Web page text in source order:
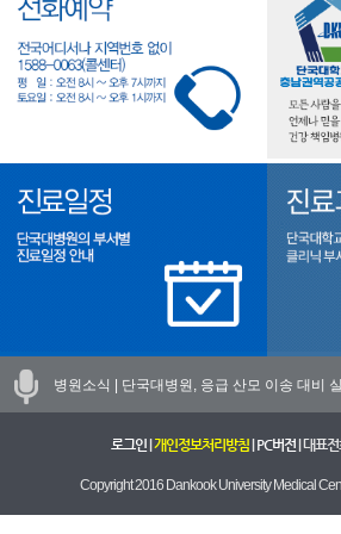
병원소식 | 단국대병원, 응급 산모 이송 대비
로그인| 개인정보처리방침| PC버전| 대표전
Copyright 2016 Dankook University Medical